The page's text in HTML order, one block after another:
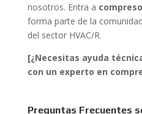
nosotros. Entra a
forma parte de la
del sector HVAC/R.
[¿Necesitas ayuda
con un experto en
Preguntas Frecuentes